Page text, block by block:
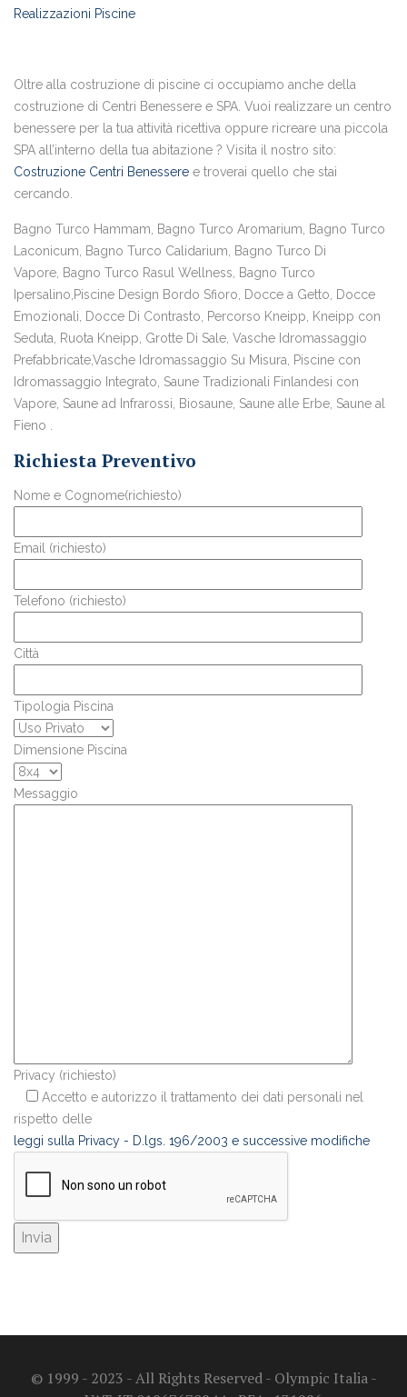
Realizzazioni Piscine
Oltre alla costruzione di piscine ci occupiamo anche della
costruzione di Centri Benessere e SPA. Vuoi realizzare un centro
benessere per la tua attività ricettiva oppure ricreare una piccola
SPA all’interno della tua abitazione ? Visita il nostro sito:
Costruzione Centri Benessere e troverai quello che stai
cercando.
Bagno Turco Hammam, Bagno Turco Aromarium, Bagno Turco
Laconicum, Bagno Turco Calidarium, Bagno Turco Di
Vapore, Bagno Turco Rasul Wellness, Bagno Turco
Ipersalino,Piscine Design Bordo Sfioro, Docce a Getto, Docce
Emozionali, Docce Di Contrasto, Percorso Kneipp, Kneipp con
Seduta, Ruota Kneipp, Grotte Di Sale, Vasche Idromassaggio
Prefabbricate,Vasche Idromassaggio Su Misura, Piscine con
Idromassaggio Integrato, Saune Tradizionali Finlandesi con
Vapore, Saune ad Infrarossi, Biosaune, Saune alle Erbe, Saune al
Fieno .
Richiesta Preventivo
Nome e Cognome(richiesto)
Email (richiesto)
Telefono (richiesto)
Città
Tipologia Piscina
Dimensione Piscina
Messaggio
Privacy (richiesto)
Accetto e autorizzo il trattamento dei dati personali nel
rispetto delle
leggi sulla Privacy - D.lgs. 196/2003 e successive modifiche
© 1999 - 2023 - All Rights Reserved - Olympic Italia -